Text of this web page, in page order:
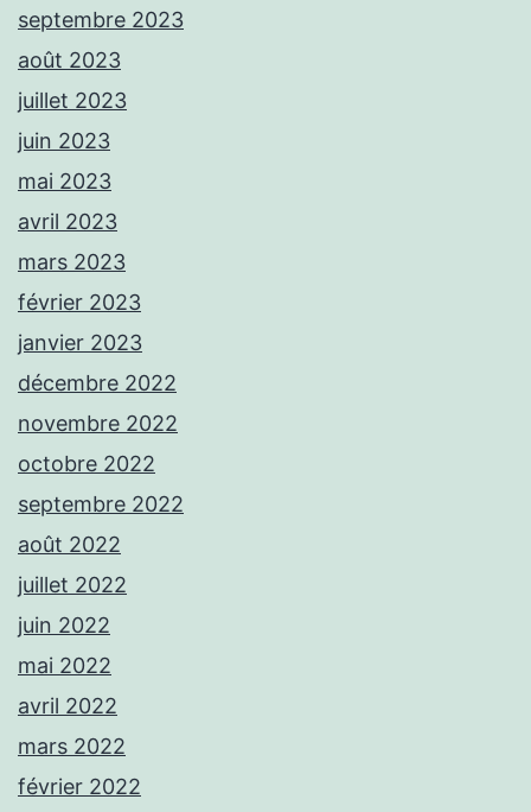
septembre 2023
août 2023
juillet 2023
juin 2023
mai 2023
avril 2023
mars 2023
février 2023
janvier 2023
décembre 2022
novembre 2022
octobre 2022
septembre 2022
août 2022
juillet 2022
juin 2022
mai 2022
avril 2022
mars 2022
février 2022